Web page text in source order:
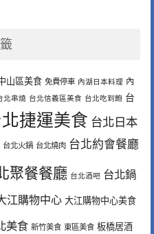
山區美食 免費停車 內湖日本料理 內
北串燒 台北信義區美食 台北吃到飽 台
捷運美食 台北日本
台北火鍋 台北燒肉 台北約會餐廳
聚餐餐廳 台北酒吧 台北鍋
江購物中心 大江購物中心美食
美食 新竹美食 東區美食 板橋居酒